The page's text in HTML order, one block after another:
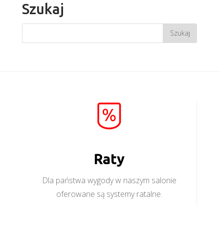
Szukaj
Raty
Dla państwa wygody w naszym salonie
oferowane są systemy ratalne.